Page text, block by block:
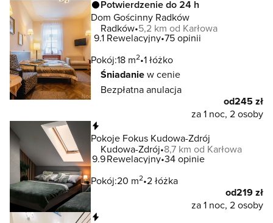
Potwierdzenie do 24 h
Dom Gościnny Radków
Radków 5,2 km od Karłowa
9.1 Rewelacyjny 75 opinii
Pokój:18 m2 1 łóżko
Śniadaniew cenie
Bezpłatna anulacja
od245 zł
za 1 noc, 2 osoby
Pokoje Fokus Kudowa-Zdrój
Kudowa-Zdrój 8,7 km od Karłowa
9.9Rewelacyjny 34 opinie
Pokój:20 m2 2 łóżka
od219 zł
za 1 noc, 2 osoby